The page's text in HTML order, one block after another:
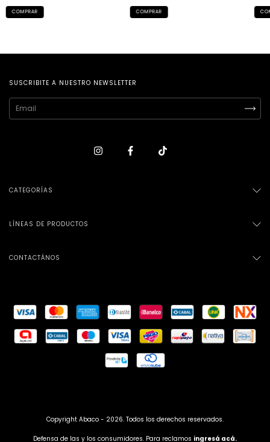
SUSCRIBITE A NUESTRO NEWSLETTER
CATEGORÍAS
LÍNEAS DE PRODUCTOS
CONTACTÁNOS
Copyright Abaco - 2026. Todos los derechos reservados.
Defensa de las y los consumidores. Para reclamos ingresá acá.